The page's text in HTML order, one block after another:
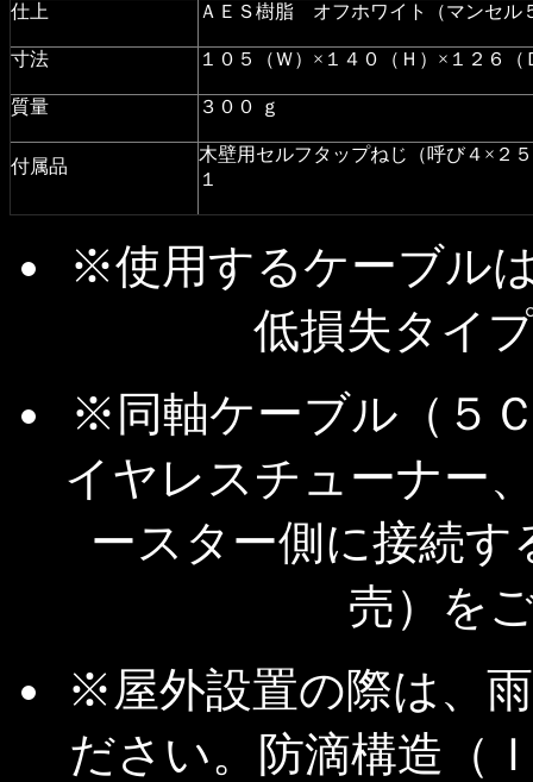
仕上 ＡＥＳ樹脂 オフホワイト（マンセル
寸法 １０５（Ｗ）×１４０（Ｈ）×１２６（
質量 ３００ ｇ
付属品
木壁用セルフタップねじ（呼び４×
１
※使用するケーブル
低損失タイ
※同軸ケーブル（５
イヤレスチューナー
ースター側に接続
売）を
※屋外設置の際は、
ださい。防滴構造（